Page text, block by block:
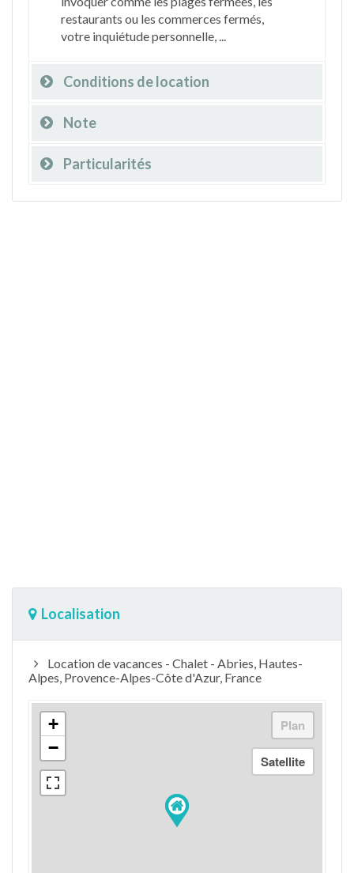
restaurants ou les commerces fermés,
votre inquiétude personnelle, ...
Conditions de location
Note
Particularités
Localisation
Location de vacances - Chalet - Abries, Hautes-
Alpes, Provence-Alpes-Côte d'Azur, France
+
−